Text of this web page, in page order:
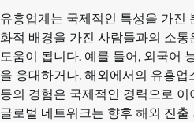
유흥업계는 국제적인 특성을 가진
화적 배경을 가진 사람들과의 소통
도움이 됩니다. 예를 들어, 외국어
을 응대하거나, 해외에서의 유흥
등의 경험은 국제적인 경력으로
글로벌 네트워크는 향후 해외 진